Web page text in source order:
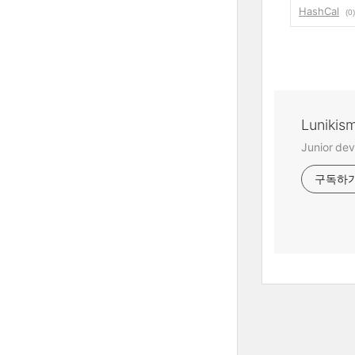
HashCal
(0)
Junior
구독하